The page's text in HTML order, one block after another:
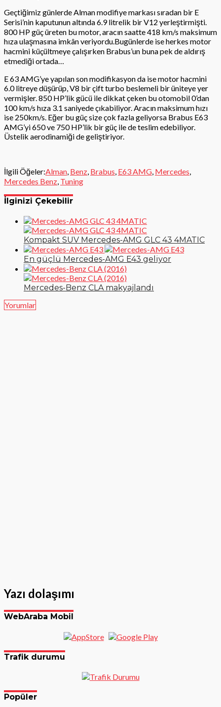
Geçtiğimiz günlerde Alman modifiye markası sıradan bir E
Serisi’nin kaputunun altında 6.9 litrelik bir V12 yerleştirmişti.
800 HP güç üreten bu motor, aracın saatte 418 km/s maksimum
hıza ulaşmasına imkân veriyordu.Bugünlerde ise herkes motor
hacmini küçültmeye çalışırken Brabus’un buna pek de aldırış
etmediği ortada…
E 63 AMG’ye yapılan son modifikasyon da ise motor hacmini
6.0 litreye düşürüp, V8 bir çift turbo beslemeli bir üniteye yer
vermişler. 850 HP’lik gücü ile dikkat çeken bu otomobil 0’dan
100 km/s hıza 3.1 saniyede çıkabiliyor. Aracın maksimum hızı
ise 250km/s. Eğer bu güç size çok fazla geliyorsa Brabus E63
AMG’yi 650 ve 750 HP’lik bir güç ile de teslim edebiliyor.
Üstelik aerodinamiği de geliştiriyor.
İlgili Öğeler:Alman Benz Brabus E63 AMG Mercedes
Mercedes Benz Tuning
İlginizi Çekebilir
Kompakt SUV Mercedes-AMG GLC 43 4MATIC
En güçlü Mercedes-AMG E43 geliyor
Mercedes-Benz CLA makyajlandı
Yorumlar
Yazı dolaşımı
WebAraba Mobil
Trafik durumu
Popüler